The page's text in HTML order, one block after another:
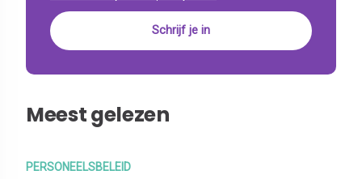
Meest gelezen
PERSONEELSBELEID